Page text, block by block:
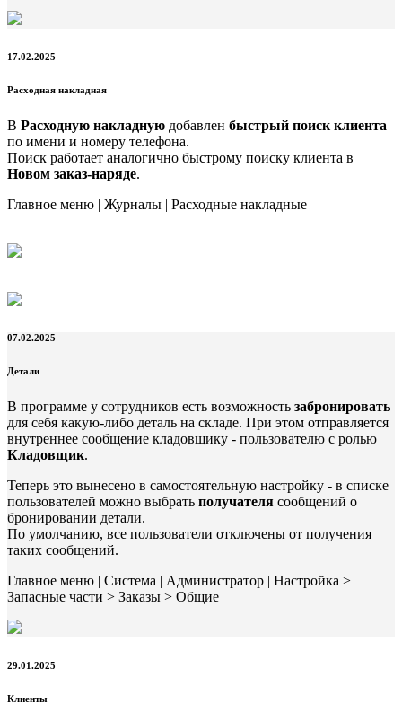
17.02.2025
Расходная накладная
В Расходную накладную добавлен быстрый поиск клиента
по имени и номеру телефона.
Поиск работает аналогично быстрому поиску клиента в
Новом заказ-наряде.
Главное меню | Журналы | Расходные накладные
07.02.2025
Детали
В программе у сотрудников есть возможность забронировать
для себя какую-либо деталь на складе. При этом отправляется
внутреннее сообщение кладовщику - пользователю с ролью
Кладовщик.
Теперь это вынесено в самостоятельную настройку - в списке
пользователей можно выбрать получателя сообщений о
бронировании детали.
По умолчанию, все пользователи отключены от получения
таких сообщений.
Главное меню | Система | Администратор | Настройка >
Запасные части > Заказы > Общие
29.01.2025
Клиенты